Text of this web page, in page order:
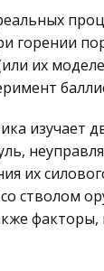
право
и права
сети
Базы
и навыков,
на листке
горении
их
изучает
их
стволом